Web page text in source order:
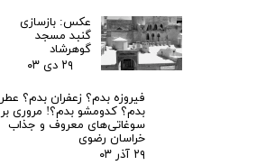
عکس: بازسازی
گنبد مسجد
گوهرشاد
۲۹ دی ۰۳
فیروزه بدم؟ زعفران بدم؟ عطر
بدم؟ کدومشو بدم؟! مروری بر
سوغاتی‌های معروف و جذاب
خراسان رضوی
۲۹ آذر ۰۳